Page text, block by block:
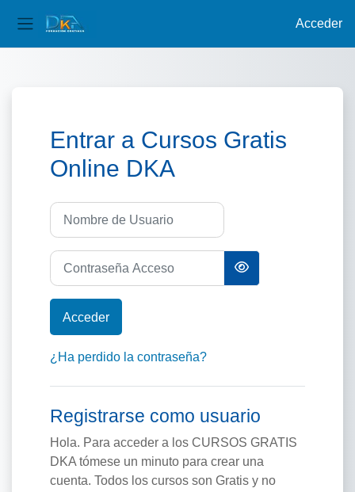
Acceder
Entrar a Cursos Gratis
Online DKA
Saltar a creación de una nueva cuenta
Nombre de Usuario
Contraseña Acceso
Acceder
¿Ha perdido la contraseña?
Registrarse como usuario
Hola. Para acceder a los CURSOS GRATIS
DKA tómese un minuto para crear una
cuenta. Todos los cursos son Gratis y no